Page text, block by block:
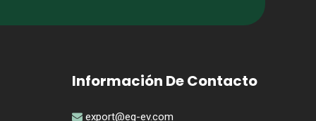
Información De Contacto
 export@eg-ev.com